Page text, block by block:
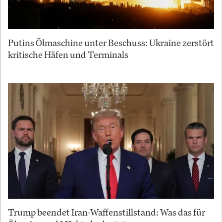
Putins Ölmaschine unter Beschuss: Ukraine zerstört
kritische Häfen und Terminals
Trump beendet Iran-Waffenstillstand: Was das für